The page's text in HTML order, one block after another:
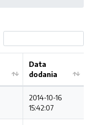
Data
dodania
2014-10-16
15:42:07